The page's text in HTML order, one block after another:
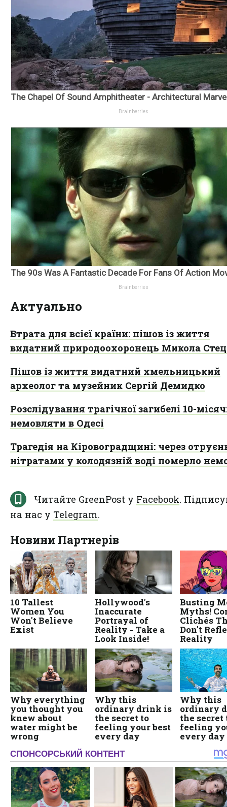
Актуально
Втрата для всієї країни: пішов із життя
видатний природоохоронець Микола
Пішов із життя видатний хмельницький
археолог та музейник Сергій Демидко
Розслідування трагічної загибелі 10-
немовляти в Одесі
Трагедія на Кіровоградщині: через
нітратами у колодязній воді померло
Читайте GreenPost у Facebook.
на нас у Telegram.